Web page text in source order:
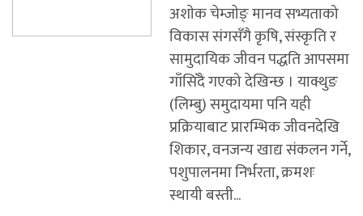
अशाेक चेम्जाेङ् मानव सभ्यताको
विकास संगसँगै कृषि, संस्कृति र
सामुदायिक जीवन पद्धति आपसमा
गाँसिँदै गएको देखिन्छ । याक्थुङ
(लिम्बु) समुदायमा पनि यही
प्रक्रियाबाट प्रारम्भिक जीवनदेखि
शिकार, वनजन्य खाद्य संकलन गर्ने,
पशुपालनमा निर्भरता, क्रमशः
स्थायी बस्ती...